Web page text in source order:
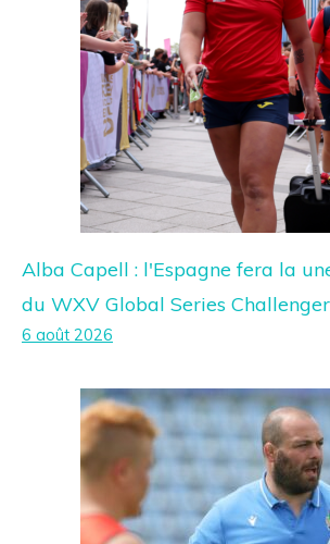
Alba Capell : l'Espagne fera la
du WXV Global Series Challenger
6 août 2026